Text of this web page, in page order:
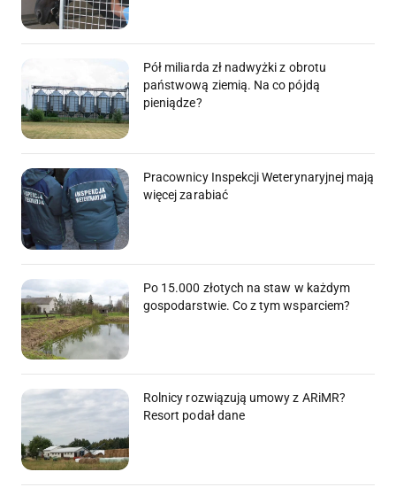
Pół miliarda zł nadwyżki z obrotu
państwową ziemią. Na co pójdą
pieniądze?
Pracownicy Inspekcji Weterynaryjnej mają
więcej zarabiać
Po 15.000 złotych na staw w każdym
gospodarstwie. Co z tym wsparciem?
Rolnicy rozwiązują umowy z ARiMR?
Resort podał dane